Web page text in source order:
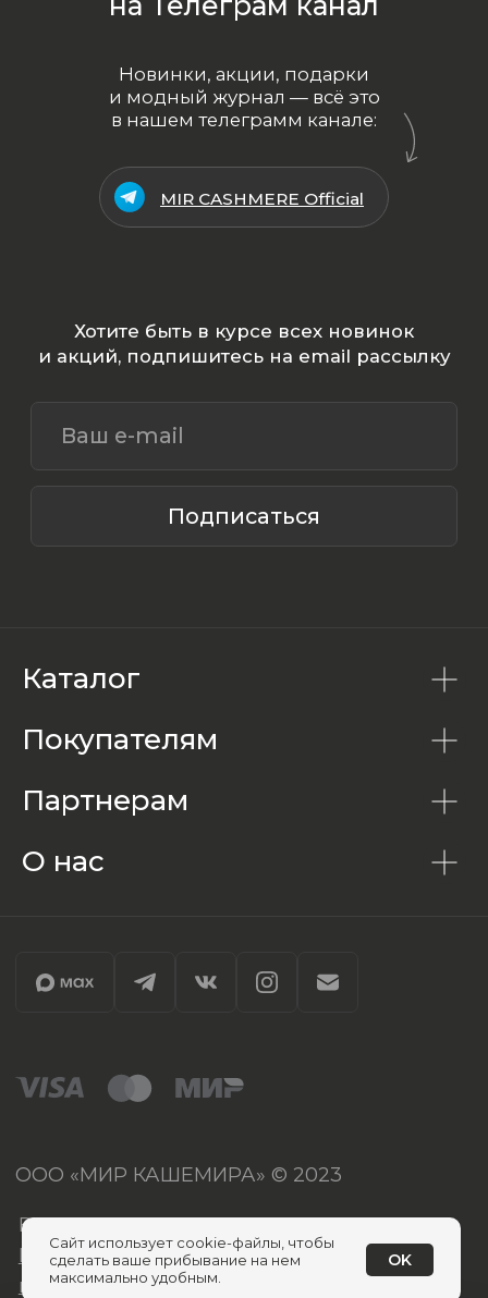
Каталог
Покупателям
Партнерам
О нас
Сайт использует cookie-файлы, чтобы
сделать ваше прибывание на нем
максимально удобным.
OK